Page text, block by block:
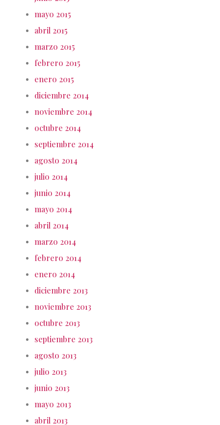
mayo 2015
abril 2015
marzo 2015
febrero 2015
enero 2015
diciembre 2014
noviembre 2014
octubre 2014
septiembre 2014
agosto 2014
julio 2014
junio 2014
mayo 2014
abril 2014
marzo 2014
febrero 2014
enero 2014
diciembre 2013
noviembre 2013
octubre 2013
septiembre 2013
agosto 2013
julio 2013
junio 2013
mayo 2013
abril 2013